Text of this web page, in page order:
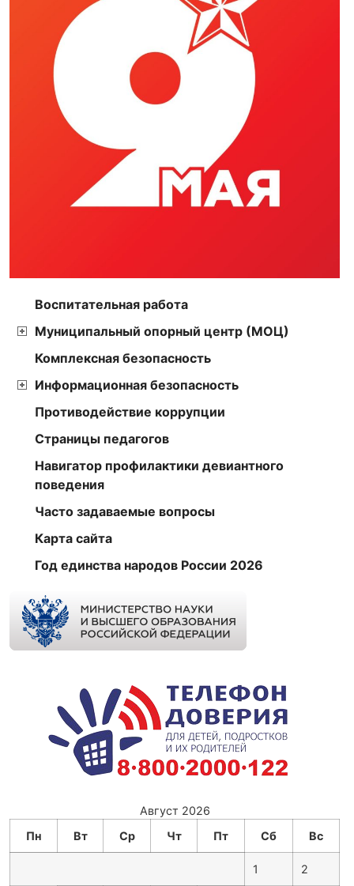
Воспитательная работа
Муниципальный опорный центр (МОЦ)
Комплексная безопасность
Информационная безопасность
Противодействие коррупции
Страницы педагогов
Навигатор профилактики девиантного
поведения
Часто задаваемые вопросы
Карта сайта
Год единства народов России 2026
Август 2026
Пн
Вт Ср Чт Пт Сб Вс
1 2